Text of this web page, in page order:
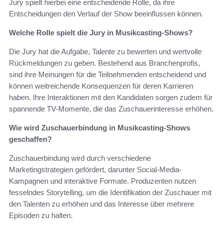
Jury spielt hierbei eine entscheidende Rolle, da ihre
Entscheidungen den Verlauf der Show beeinflussen können.
Welche Rolle spielt die Jury in Musikcasting-Shows?
Die Jury hat die Aufgabe, Talente zu bewerten und wertvolle
Rückmeldungen zu geben. Bestehend aus Branchenprofis,
sind ihre Meinungen für die Teilnehmenden entscheidend und
können weitreichende Konsequenzen für deren Karrieren
haben. Ihre Interaktionen mit den Kandidaten sorgen zudem für
spannende TV-Momente, die das Zuschauerinteresse erhöhen.
Wie wird Zuschauerbindung in Musikcasting-Shows
geschaffen?
Zuschauerbindung wird durch verschiedene
Marketingstrategien gefördert, darunter Social-Media-
Kampagnen und interaktive Formate. Produzenten nutzen
fesselndes Storytelling, um die Identifikation der Zuschauer mit
den Talenten zu erhöhen und das Interesse über mehrere
Episoden zu halten.